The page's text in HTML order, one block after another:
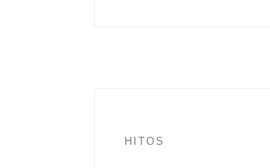
HITOS